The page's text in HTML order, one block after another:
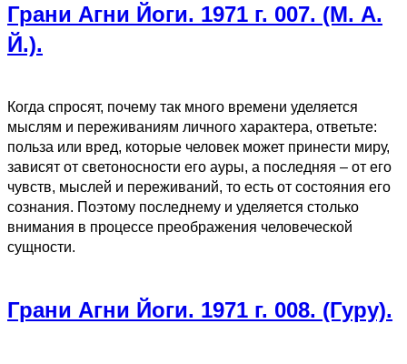
Грани Агни Йоги. 1971 г. 007. (М. А.
Й.).
Когда спросят, почему так много времени уделяется
мыслям и переживаниям личного характера, ответьте:
польза или вред, которые человек может принести миру,
зависят от светоносности его ауры, а последняя – от его
чувств, мыслей и переживаний, то есть от состояния его
сознания. Поэтому последнему и уделяется столько
внимания в процессе преображения человеческой
сущности.
Грани Агни Йоги. 1971 г. 008. (Гуру).